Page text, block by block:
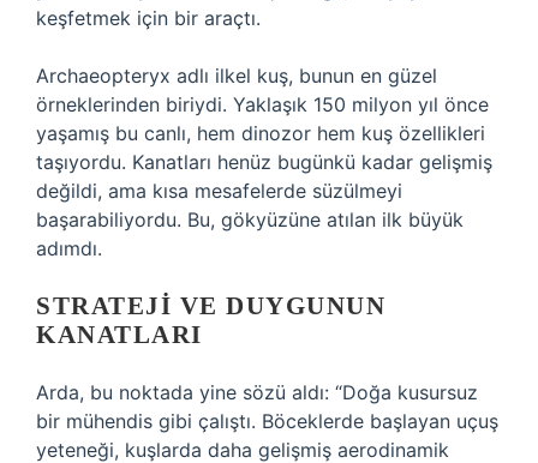
keşfetmek için bir araçtı.
Archaeopteryx adlı ilkel kuş, bunun en güzel
örneklerinden biriydi. Yaklaşık 150 milyon yıl önce
yaşamış bu canlı, hem dinozor hem kuş özellikleri
taşıyordu. Kanatları henüz bugünkü kadar gelişmiş
değildi, ama kısa mesafelerde süzülmeyi
başarabiliyordu. Bu, gökyüzüne atılan ilk büyük
adımdı.
STRATEJI VE DUYGUNUN
KANATLARI
Arda, bu noktada yine sözü aldı: “Doğa kusursuz
bir mühendis gibi çalıştı. Böceklerde başlayan uçuş
yeteneği, kuşlarda daha gelişmiş aerodinamik